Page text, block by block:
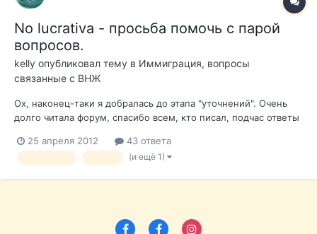
No lucrativa - просьба помочь с парой
вопросов.
kelly опубликовал тему в Иммиграция, вопросы
связанные с ВНЖ
Ох, наконец-таки я добралась до этапа "уточнений". Очень
долго читала форум, спасибо всем, кто писал, подчас ответы
комментариях. Теперь по сути дела. Собираемся
претендовать на no lucrativa я и муж (детей нет), ситуация в
25 апреля 2012 43 ответа
(и ещё 1)